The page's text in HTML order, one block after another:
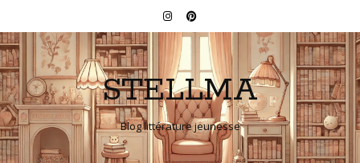
STELLMA
Blog littérature jeunesse